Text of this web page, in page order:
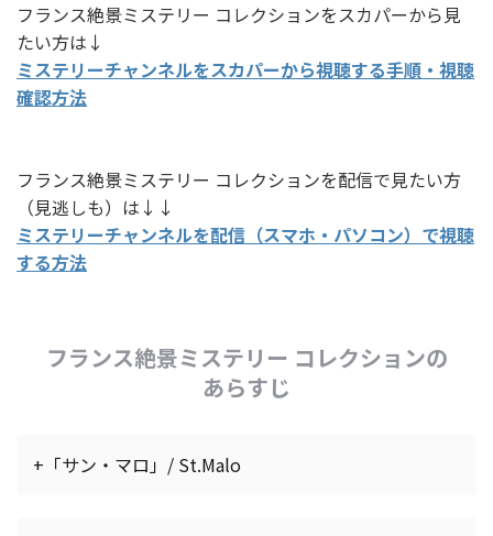
フランス絶景ミステリー コレクションをスカパーから見
たい方は↓
ミステリーチャンネルをスカパーから視聴する手順・視聴
確認方法
フランス絶景ミステリー コレクションを配信で見たい方
（見逃しも）は↓↓
ミステリーチャンネルを配信（スマホ・パソコン）で視聴
する方法
フランス絶景ミステリー コレクションの
あらすじ
+「サン・マロ」/ St.Malo